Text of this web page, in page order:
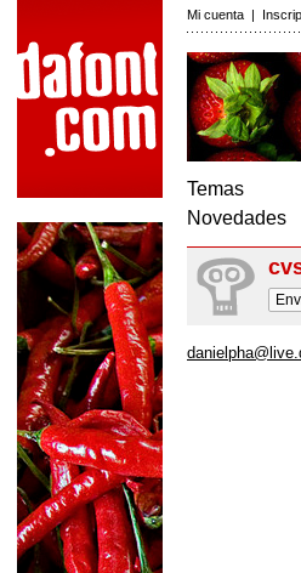
Mi cuenta |
Temas
Novedades